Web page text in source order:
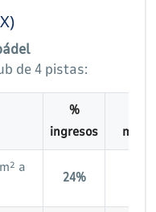
de 4 pistas:
%
ingresos
a
24%